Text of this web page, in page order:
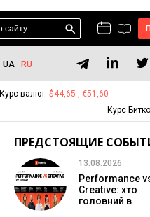
UA RU
Курс валют: $44,65 , €51,60
Курс
ПРЕДСТОЯЩИЕ
13.08.2026
Performance
Creative: хто
головний в